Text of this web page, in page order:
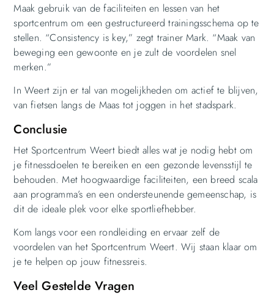
Maak gebruik van de faciliteiten en lessen van het
sportcentrum om een gestructureerd trainingsschema op te
stellen. “Consistency is key,” zegt trainer Mark. “Maak van
beweging een gewoonte en je zult de voordelen snel
merken.”
In Weert zijn er tal van mogelijkheden om actief te blijven,
van fietsen langs de Maas tot joggen in het stadspark.
Conclusie
Het Sportcentrum Weert biedt alles wat je nodig hebt om
je fitnessdoelen te bereiken en een gezonde levensstijl te
behouden. Met hoogwaardige faciliteiten, een breed scala
aan programma’s en een ondersteunende gemeenschap, is
dit de ideale plek voor elke sportliefhebber.
Kom langs voor een rondleiding en ervaar zelf de
voordelen van het Sportcentrum Weert. Wij staan klaar om
je te helpen op jouw fitnessreis.
Veel Gestelde Vragen